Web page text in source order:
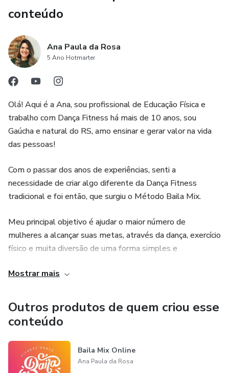
conteúdo
Ana Paula da Rosa
5 Ano Hotmarter
Olá! Aqui é a Ana, sou profissional de Educação Física e
trabalho com Dança Fitness há mais de 10 anos, sou
Gaúcha e natural do RS, amo ensinar e gerar valor na vida
das pessoas!
Com o passar dos anos de experiências, senti a
necessidade de criar algo diferente da Dança Fitness
tradicional e foi então, que surgiu o Método Baila Mix.
Meu principal objetivo é ajudar o maior número de
mulheres a alcançar suas metas, através da dança, exercício
físico e muita diversão de uma forma simples e
suas metas atingindo assim, resultados incríveis na sua
vida!
Sou a prova viva que funciona, pois sai de um quadro de
obesidade e cheia de dores emocionais ao auto
conhecimento. Entendendo assim, que padrão social ideal é
Mostrar mais
Outros produtos de quem criou esse
conteúdo
Baila Mix Online
Ana Paula da Rosa